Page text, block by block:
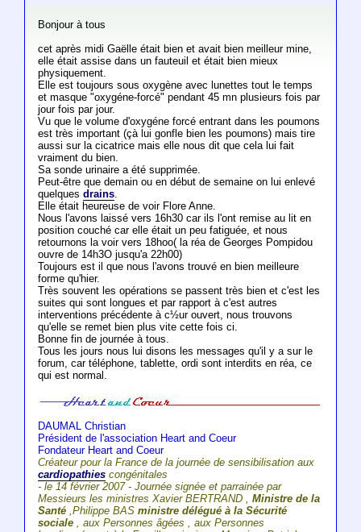
Bonjour à tous
cet après midi Gaëlle était bien et avait bien meilleur mine,
elle était assise dans un fauteuil et était bien mieux
physiquement.
Elle est toujours sous oxygène avec lunettes tout le temps
et masque "oxygéne-forcé" pendant 45 mn plusieurs fois par
jour fois par jour.
Vu que le volume d'oxygéne forcé entrant dans les poumons
est très important (çà lui gonfle bien les poumons) mais tire
aussi sur la cicatrice mais elle nous dit que cela lui fait
vraiment du bien.
Sa sonde urinaire a été supprimée.
Peut-être que demain ou en début de semaine on lui enlevé
quelques drains.
Elle était heureuse de voir Flore Anne.
Nous l'avons laissé vers 16h30 car ils l'ont remise au lit en
position couché car elle était un peu fatiguée, et nous
retournons la voir vers 18hoo( la réa de Georges Pompidou
ouvre de 14h3O jusqu'a 22h00)
Toujours est il que nous l'avons trouvé en bien meilleure
forme qu'hier.
Très souvent les opérations se passent très bien et c'est les
suites qui sont longues et par rapport à c'est autres
interventions précédente à c½ur ouvert, nous trouvons
qu'elle se remet bien plus vite cette fois ci.
Bonne fin de journée à tous.
Tous les jours nous lui disons les messages qu'il y a sur le
forum, car téléphone, tablette, ordi sont interdits en réa, ce
qui est normal.
DAUMAL Christian
Président de l'association Heart and Coeur
Fondateur Heart and Coeur
Créateur pour la France de la journée de sensibilisation aux
cardiopathiescongénitales
- le 14 février 2007 - Journée signée et parrainée par
Messieurs les ministres Xavier BERTRAND , Ministre de la
Santé,Philippe BAS ministre délégué à la Sécurité
sociale, aux Personnes âgées , aux Personnes